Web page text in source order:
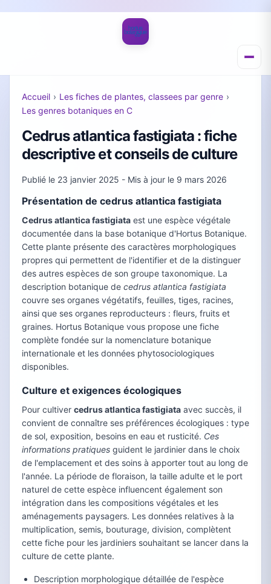
Accueil › Les fiches de plantes, classees par genre ›
Les genres botaniques en C
Cedrus atlantica fastigiata : fiche
descriptive et conseils de culture
Publié le 23 janvier 2025 - Mis à jour le 9 mars 2026
Présentation de cedrus atlantica fastigiata
Cedrus atlantica fastigiata est une espèce végétale
documentée dans la base botanique d'Hortus Botanique.
Cette plante présente des caractères morphologiques
propres qui permettent de l'identifier et de la distinguer
des autres espèces de son groupe taxonomique. La
description botanique de cedrus atlantica fastigiata
couvre ses organes végétatifs, feuilles, tiges, racines,
ainsi que ses organes reproducteurs : fleurs, fruits et
graines. Hortus Botanique vous propose une fiche
complète fondée sur la nomenclature botanique
internationale et les données phytosociologiques
disponibles.
Culture et exigences écologiques
Pour cultiver cedrus atlantica fastigiata avec succès, il
convient de connaître ses préférences écologiques : type
de sol, exposition, besoins en eau et rusticité. Ces
informations pratiques guident le jardinier dans le choix
de l'emplacement et des soins à apporter tout au long de
l'année. La période de floraison, la taille adulte et le port
naturel de cette espèce influencent également son
intégration dans les compositions végétales et les
aménagements paysagers. Les données relatives à la
multiplication, semis, bouturage, division, complètent
cette fiche pour les jardiniers souhaitant se lancer dans la
culture de cette plante.
Description morphologique détaillée de l'espèce